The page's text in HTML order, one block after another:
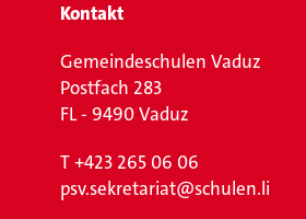
Kontakt
Gemeindeschulen Vaduz
Postfach 283
FL - 9490 Vaduz
T+423 265 06 06
psv.sekretariat@schulen.li